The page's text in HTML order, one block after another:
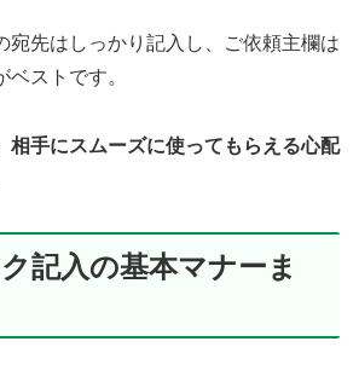
宛先はしっかり記入し、ご依頼主欄は
ストです。
相手にスムーズに使ってもらえる心配
記入の基本マナーま